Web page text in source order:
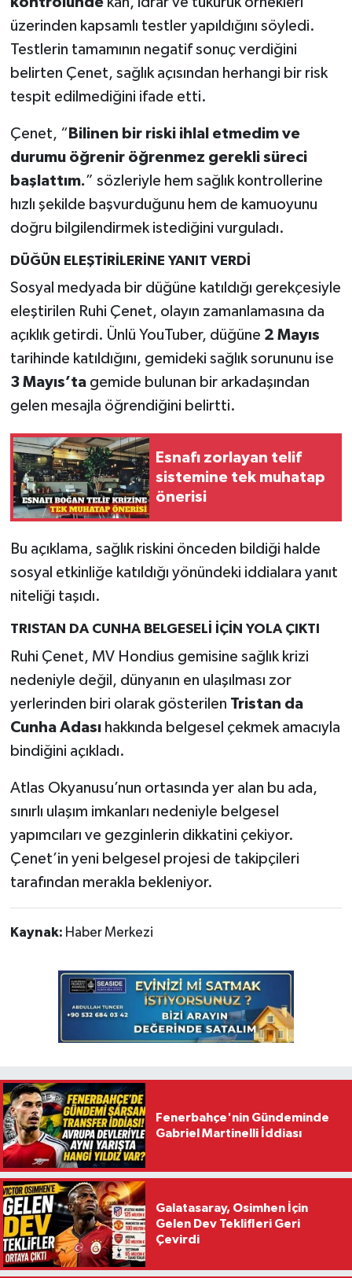
üzerinden kapsamlı testler yapıldığını söyledi.
Testlerin tamamının negatif sonuç verdiğini
belirten Çenet, sağlık açısından herhangi bir risk
tespit edilmediğini ifade etti.
Çenet, “ Bilinen bir riski ihlal etmedim ve
durumu öğrenir öğrenmez gerekli süreci
başlattım.” sözleriyle hem sağlık kontrollerine
hızlı şekilde başvurduğunu hem de kamuoyunu
doğru bilgilendirmek istediğini vurguladı.
DÜĞÜN ELEŞTİRİLERİNE YANIT VERDİ
Sosyal medyada bir düğüne katıldığı gerekçesiyle
eleştirilen Ruhi Çenet, olayın zamanlamasına da
açıklık getirdi. Ünlü YouTuber, düğüne 2 Mayıs
tarihinde katıldığını, gemideki sağlık sorununu ise
3 Mayıs’tagemide bulunan bir arkadaşından
gelen mesajla öğrendiğini belirtti.
Esnafı zorlayan telif
sistemine tek muhatap
önerisi
Bu açıklama, sağlık riskini önceden bildiği halde
sosyal etkinliğe katıldığı yönündeki iddialara yanıt
niteliği taşıdı.
TRISTAN DA CUNHA BELGESELİ İÇİN YOLA ÇIKTI
Ruhi Çenet, MV Hondius gemisine sağlık krizi
nedeniyle değil, dünyanın en ulaşılması zor
yerlerinden biri olarak gösterilen Tristan da
Cunha Adasıhakkında belgesel çekmek amacıyla
bindiğini açıkladı.
Atlas Okyanusu’nun ortasında yer alan bu ada,
sınırlı ulaşım imkanları nedeniyle belgesel
yapımcıları ve gezginlerin dikkatini çekiyor.
Çenet’in yeni belgesel projesi de takipçileri
tarafından merakla bekleniyor.
Kaynak: Haber Merkezi
Fenerbahçe'nin Gündeminde
Gabriel Martinelli İddiası
Galatasaray, Osimhen İçin
Gelen Dev Teklifleri Geri
Çevirdi